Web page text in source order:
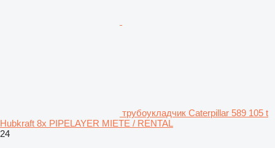
трубоукладчик Caterpillar 589 105 t
Hubkraft 8x PIPELAYER MIETE / RENTAL
24